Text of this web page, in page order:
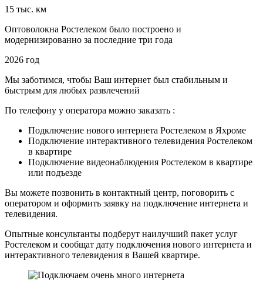
15 тыс. км
Оптоволокна Ростелеком было построено и
модернизированно за последние три года
2026 год
Мы заботимся, чтобы Ваш интернет был стабильным и
быстрым для любых развлечений
По телефону у оператора можно заказать :
Подключение нового интернета Ростелеком в Яхроме
Подключение интерактивного телевидения Ростелеком
в квартире
Подключение видеонаблюдения Ростелеком в квартире
или подъезде
Вы можете позвонить в контактный центр, поговорить с
оператором и оформить заявку на подключение интернета и
телевидения.
Опытные консультанты подберут наилучший пакет услуг
Ростелеком и сообщат дату подключения нового интернета и
интерактивного телевидения в Вашей квартире.